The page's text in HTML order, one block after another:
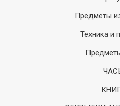
Предметы
Техника и